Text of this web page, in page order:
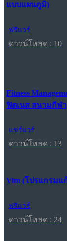
แบบแผนภูมิ)
ฟรีแวร์
ดาวน์โหลด : 10
Fitness
ฟิตเนส สนามกีฬ
แชร์แวร์
ดาวน์โหลด : 13
Vim (โปรแกรม
ฟรีแวร์
ดาวน์โหลด : 24